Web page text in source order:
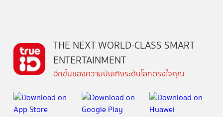
THE NEXT WORLD-CLASS SMART
ENTERTAINMENT
อีกขั้นของความบันเทิงระดับโลกตรงใจคุณ